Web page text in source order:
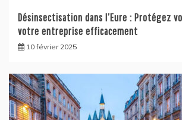
Désinsectisation dans l’Eure : Protégez
votre entreprise efficacement
10 février 2025